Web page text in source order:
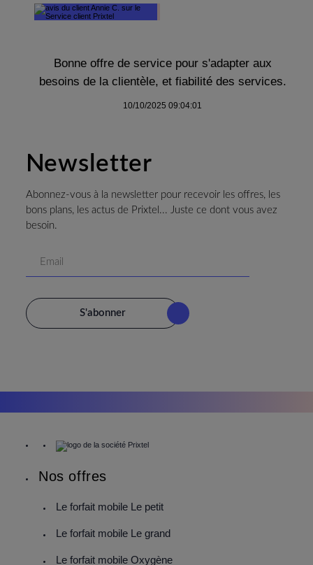
Bonne offre de service pour s'adapter aux
besoins de la clientèle, et fiabilité des services.
10/10/2025 09:04:01
Newsletter
Abonnez-vous à la newsletter pour recevoir les offres, les
bons plans, les actus de Prixtel... Juste ce dont vous avez
besoin.
S'abonner
Nos offres
Le forfait mobile Le petit
Le forfait mobile Le grand
Le forfait mobile Oxygène